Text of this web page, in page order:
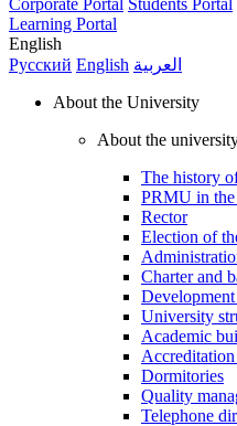
Corporate Portal Students Portal
Learning Portal
English
Русский English العربية
About the University
About the
The history
PRMU in the
Rector
Election of
Charter and
University
Academic
Dormitories
Quality
Telephone